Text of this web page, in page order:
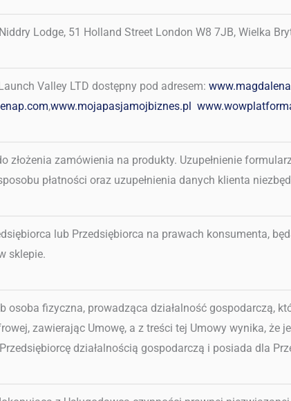
Niddry Lodge, 51 Holland Street London W8 7JB, Wielka
Valley LTD dostępny pod adresem:
,www.mojapasjamojbiznes.pl
złożenia zamówienia na produkty. Uzupełnienie
płatności oraz uzupełnienia danych klienta
lub Przedsiębiorca na prawach konsumenta,
sklepie.
osoba fizyczna, prowadząca działalność gospodarczą,
zawierając Umowę, a z treści tej Umowy wynika, że
działalnością gospodarczą i posiada dla